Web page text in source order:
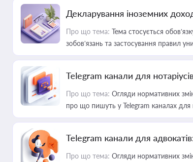
Декларування іноземних
Про що тема: Тема стосується
зобов’язань та застосування правил
Telegram канали для
Про що тема: Огляди нормативних
про що пишуть у Telegram каналах для
Telegram канали для
Про що тема: Огляди нормативних